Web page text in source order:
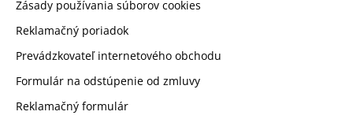
Zásady používania súborov cookies
Reklamačný poriadok
Prevádzkovateľ internetového obchodu
Formulár na odstúpenie od zmluvy
Reklamačný formulár